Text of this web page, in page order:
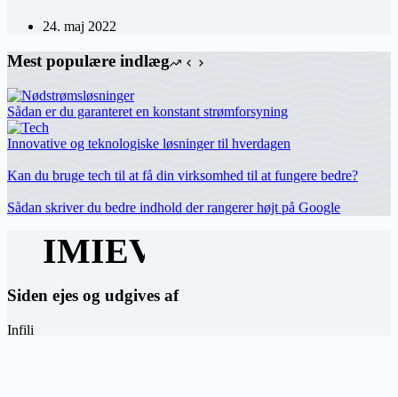
24. maj 2022
Mest populære indlæg
Sådan er du garanteret en konstant strømforsyning
Innovative og teknologiske løsninger til hverdagen
Kan du bruge tech til at få din virksomhed til at fungere bedre?
Sådan skriver du bedre indhold der rangerer højt på Google
Siden ejes og udgives af
Infili